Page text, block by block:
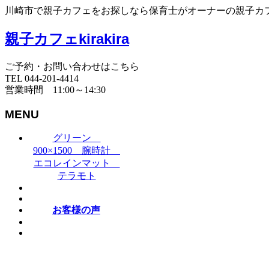
川崎市で親子カフェをお探しなら保育士がオーナーの親子カ
親子カフェkirakira
ご予約・お問い合わせはこちら
TEL 044-201-4414
営業時間 11:00～14:30
MENU
グリーン
900×1500 腕時計
エコレインマット
テラモト
お客様の声